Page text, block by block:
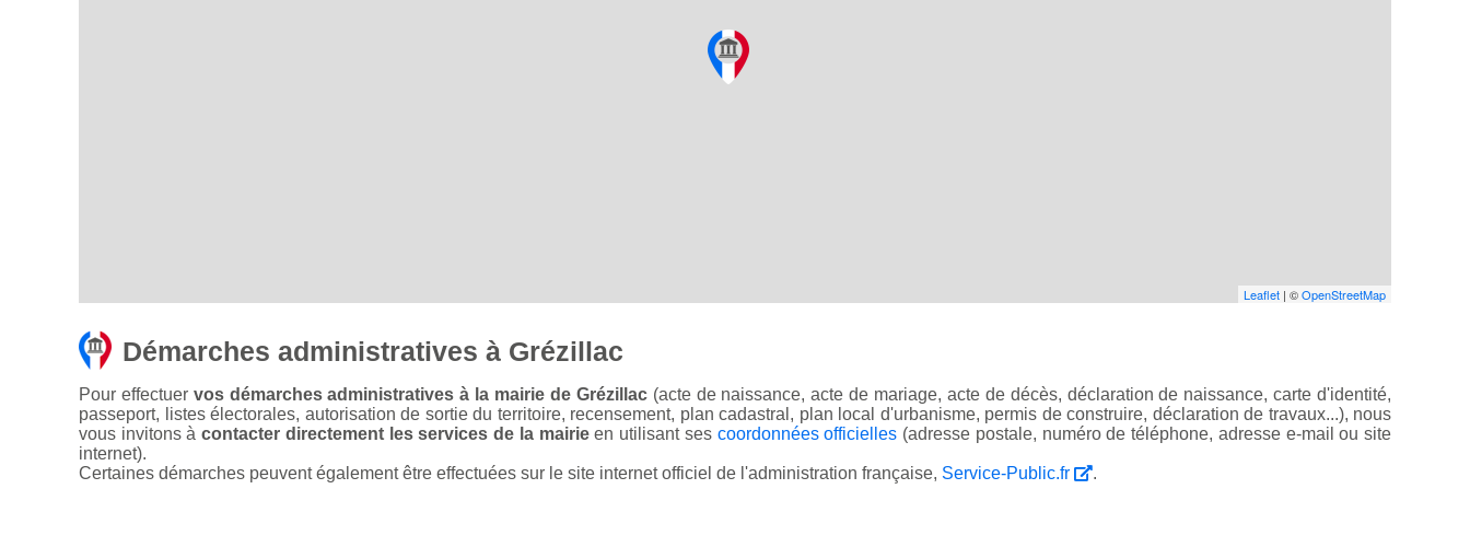
Leaflet | ©OpenStreetMap
Démarches administratives à Grézillac
Pour effectuer vos démarches administratives à la mairie de Grézillac(acte de naissance, acte de mariage, acte de décès, déclaration de naissance, carte d'identité,
passeport, listes électorales, autorisation de sortie du territoire, recensement, plan cadastral, plan local d'urbanisme, permis de construire, déclaration de travaux...), nous
vous invitons àcontacter directement les services de la mairieen utilisant ses coordonnées officielles (adresse postale, numéro de téléphone, adresse e-mail ou site
internet).
Certaines démarches peuvent également être effectuées sur le site internet officiel de l'administration française, Service-Public.fr .